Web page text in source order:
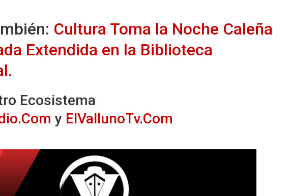
Cultura Toma la Noche Caleña
Extendida en la Biblioteca
Ecosistema
y ElVallunoTv.Com